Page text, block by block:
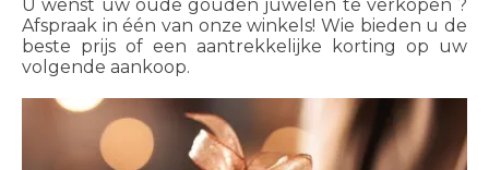
U wenst uw oude gouden juwelen te verkopen ?
Afspraak in één van onze winkels! Wie bieden u de
beste prijs of een aantrekkelijke korting op uw
volgende aankoop.